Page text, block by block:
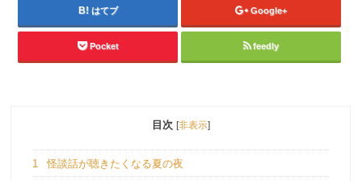
はてブ Google+
Pocket feedly
目次 [非表示]
1 怪談話が聴きたくなる夏の夜